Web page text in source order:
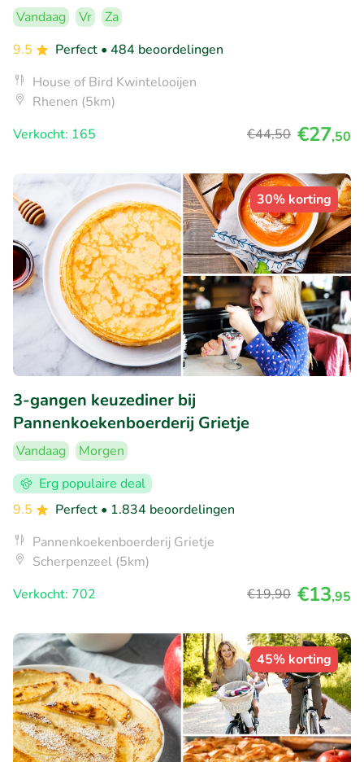
Vandaag Vr
Za
9.5
Perfect • 484 beoordelingen
House of Bird Kwintelooijen
Rhenen (5km)
Verkocht: 165
€44,50 €27,50
30% korting
3-gangen keuzediner bij
Pannenkoekenboerderij Grietje
Vandaag
Morgen
Erg populaire deal
9.5
Perfect • 1.834 beoordelingen
Pannenkoekenboerderij Grietje
Scherpenzeel (5km)
Verkocht: 702
€19,90 €13,95
45% korting